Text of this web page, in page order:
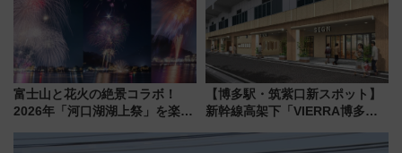
富士山と花火の絶景コラボ！
2026年「河口湖湖上祭」を楽し
ススメ
【博多駅・筑紫口新スポット】
新幹線高架下「VIERRA博多テ
など注目の全6店舗 「博多活憩